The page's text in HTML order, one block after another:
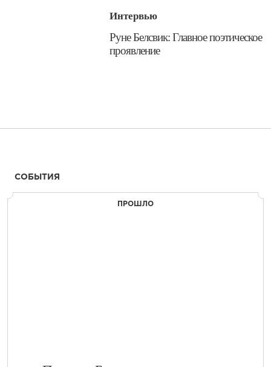
Интервью
​Руне Белсвик: Главное поэтическое
проявление
СОБЫТИЯ
ПРОШЛО